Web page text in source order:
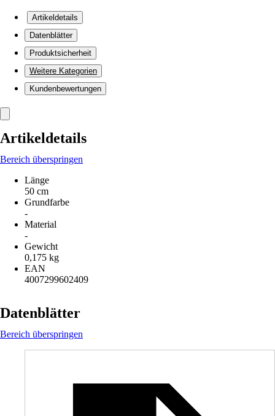
Artikeldetails
Datenblätter
Produktsicherheit
Weitere Kategorien
Kundenbewertungen
Artikeldetails
Bereich überspringen
Länge
50 cm
Grundfarbe
-
Material
-
Gewicht
0,175 kg
EAN
4007299602409
Datenblätter
Bereich überspringen